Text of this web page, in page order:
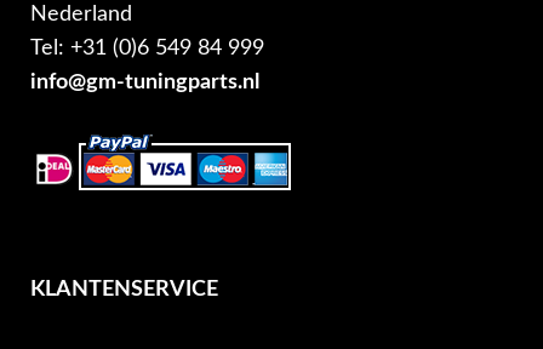
Nederland
Tel: +31 (0)6 549 84 999
info@gm-tuningparts.nl
KLANTENSERVICE